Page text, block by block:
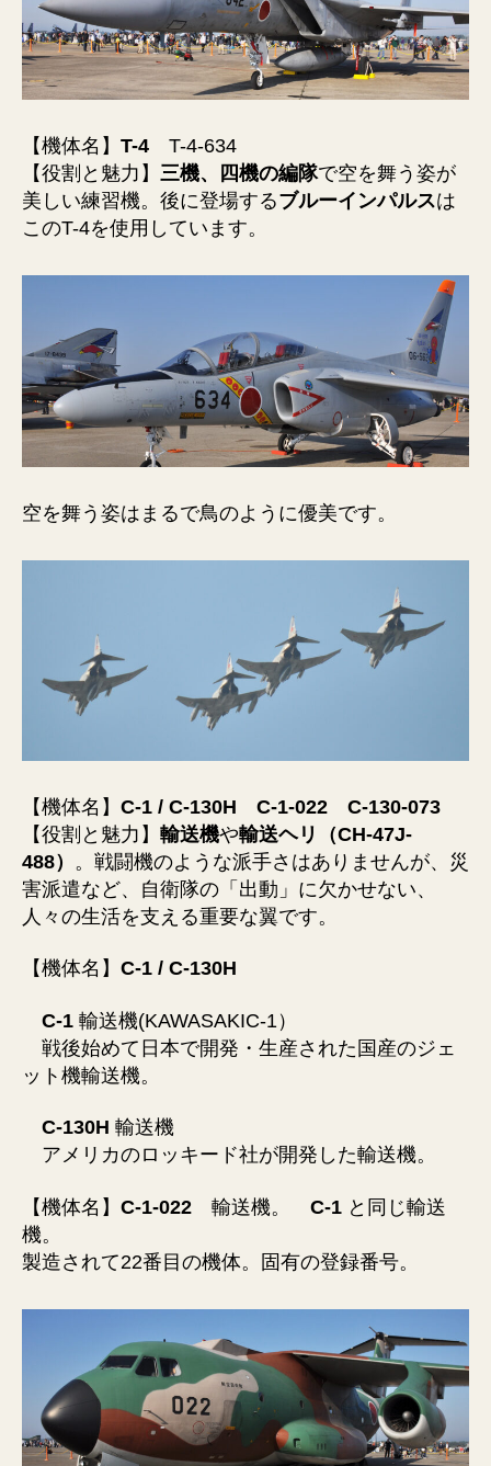
【機体名】 T-4 T-4-634
【役割と魅力】 三機、四機の編隊で空を舞う姿が
美しい練習機。後に登場するブルーインパルスは
このT-4を使用しています。
空を舞う姿はまるで鳥のように優美です。
【機体名】 C-1 / C-130H C-1-022
C-130-073
【役割と魅力】 輸送機や輸送ヘリ（CH-47J-
488） 。戦闘機のような派手さはありませんが、災
害派遣など、自衛隊の「出動」に欠かせない、
人々の生活を支える重要な翼です。
【機体名】 C-1 / C-130H
C-1 輸送機(KAWASAKIC-1）
戦後始めて日本で開発・生産された国産のジェ
ット機輸送機。
C-130H 輸送機
アメリカのロッキード社が開発した輸送機。
【機体名】 C-1-022 輸送機。 C-1 と同じ輸送
機。
製造されて22番目の機体。固有の登録番号。